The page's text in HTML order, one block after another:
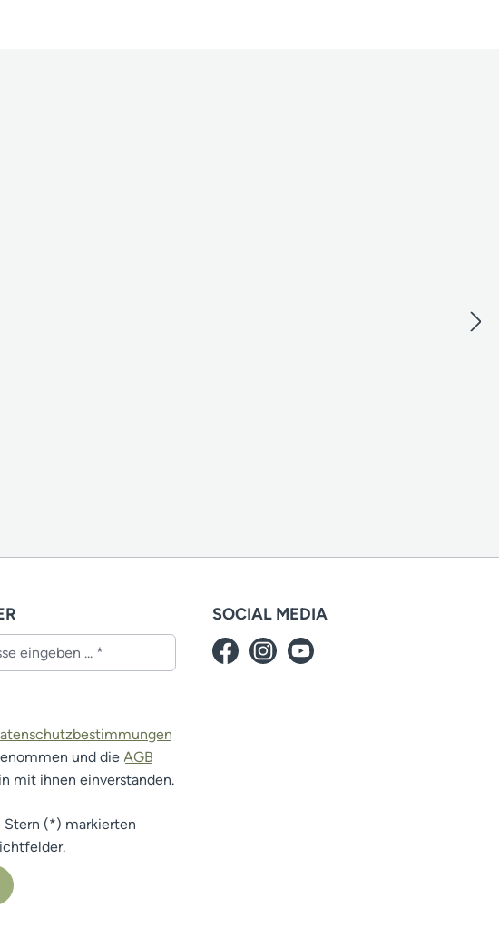
und die AGB
mit ihnen einverstanden.
(*) markierten
SOCIAL MEDIA